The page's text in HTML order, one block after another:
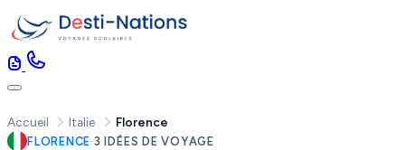
Accueil Italie Florence
FLORENCE·3 IDÉES DE VOYAGE